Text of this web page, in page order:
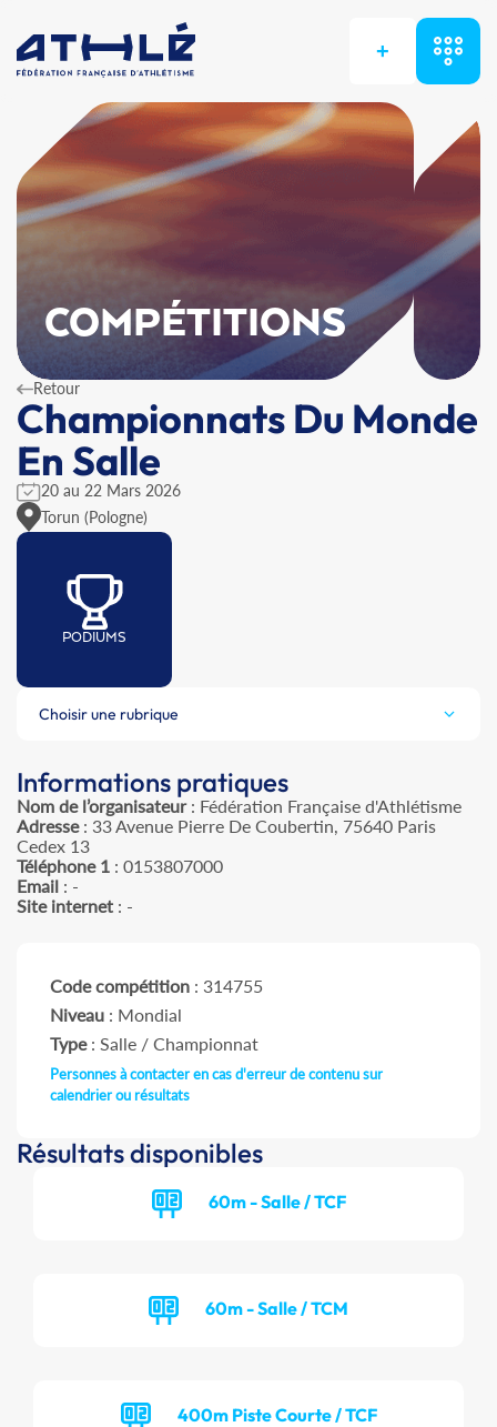
+
COMPÉTITIONS
Retour
Championnats Du Monde
En Salle
20 au 22 Mars 2026
Torun (Pologne)
PODIUMS
Choisir une rubrique
Informations pratiques
Nom de l’organisateur: Fédération Française d'Athlétisme
Adresse: 33 Avenue Pierre De Coubertin, 75640 Paris
Cedex 13
Téléphone 1 : 0153807000
Email : -
Site internet : -
Code compétition : 314755
Niveau : Mondial
Type: Salle / Championnat
Personnes à contacter en cas d'erreur de contenu sur
calendrier ou résultats
Résultats disponibles
60m - Salle / TCF
60m - Salle / TCM
400m Piste Courte / TCF